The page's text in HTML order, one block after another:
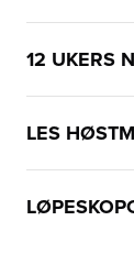
12 UKERS
LES